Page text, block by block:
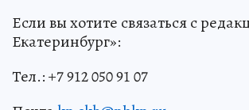
Если вы хотите связаться с
Екатеринбург»:
Тел.: +7 912 050 91 07